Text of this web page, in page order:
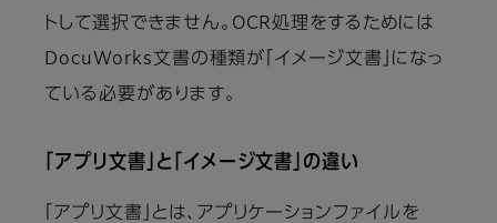
トして選択できません。OCR処理をするためには
DocuWorks文書の種類が「イメージ文書」になっ
ている必要があります。
「アプリ文書」と「イメージ文書」の違い
「アプリ文書」とは、アプリケーションファイルを